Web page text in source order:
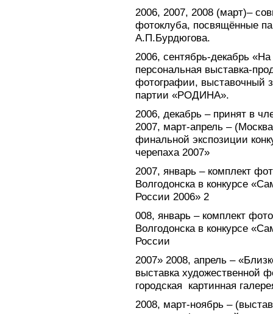
2006, 2007, 2008 (март)–
фотоклуба, посвящённые
А.П.Бурдюгова.
2006, сентябрь-декабрь
персональная выставка-
фотографии, выставочный
партии «РОДИНА».
2006, декабрь – принят в
2007, март-апрель –
финальной экспозиции
черепаха 2007»
2007, январь – комплект
Волгодонска в конкурсе
России 2006» 2
008, январь – комплект
Волгодонска в конкурсе
России
2007» 2008, апрель –
выставка художественной
городская картинная
2008, март-ноябрь –